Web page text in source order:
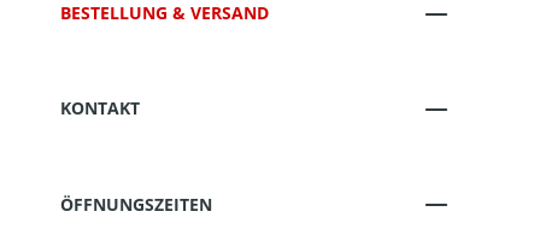
BESTELLUNG & VERSAND
KONTAKT
ÖFFNUNGSZEITEN